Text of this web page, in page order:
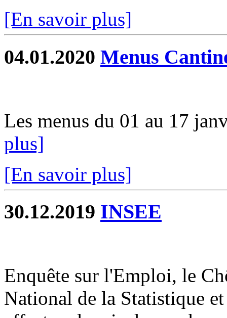
[En savoir plus]
04.01.2020 Menus
Les menus du 01 au 17
plus]
[En savoir plus]
30.12.2019 INSEE
Enquête sur l'Emploi, le
National de la Statistique